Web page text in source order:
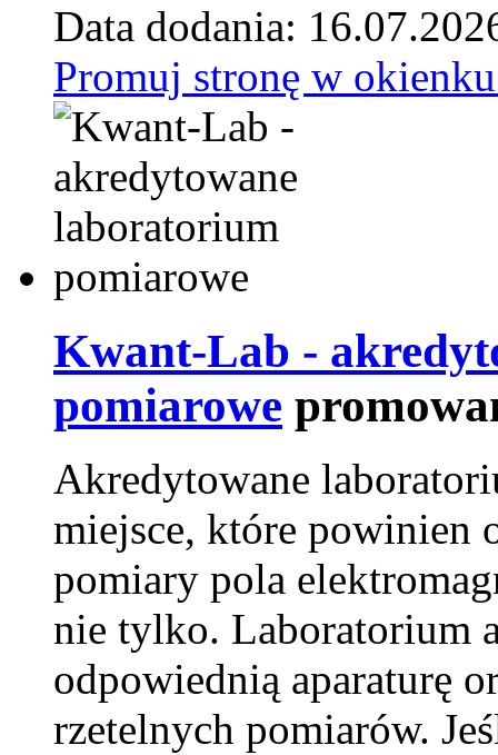
Data dodania:
Promuj stronę w
Kwant-Lab -
pomiarowe
Akredytowane
miejsce, które powinien
pomiary pola
nie tylko. Laboratorium
odpowiednią aparaturę
rzetelnych pomiarów.